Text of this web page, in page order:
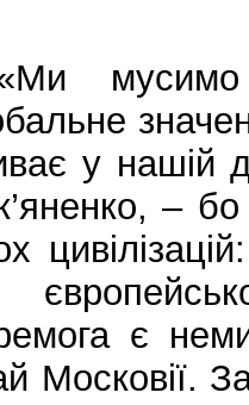
мусимо
у нашій
– бо
є
Московії.